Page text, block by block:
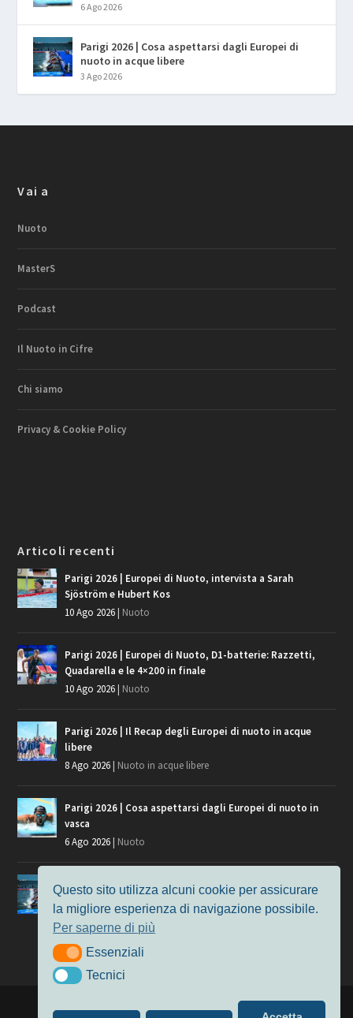
6 Ago 2026
Parigi 2026 | Cosa aspettarsi dagli Europei di
nuoto in acque libere
3 Ago 2026
Vai a
Nuoto
MasterS
Podcast
Il Nuoto in Cifre
Chi siamo
Privacy & Cookie Policy
Articoli recenti
Parigi 2026 | Europei di Nuoto, intervista a Sarah
Sjöström e Hubert Kos
10 Ago 2026 Nuoto
Parigi 2026 | Europei di Nuoto, D1-batterie: Razzetti,
Quadarella e le 4×200 in finale
10 Ago 2026 Nuoto
Parigi 2026 | Il Recap degli Europei di nuoto in acque
libere
8 Ago 2026 Nuoto in acque libere
Parigi 2026 | Cosa aspettarsi dagli Europei di nuoto in
vasca
6 Ago 2026 Nuoto
Parigi 2026 | Cosa aspettarsi dagli Europei di nuoto in
acque libere
3 Ago 2026
Nuoto in acque libere
| Alimentato da
Questo sito utilizza alcuni cookie per assicurare
la migliore esperienza di navigazione possibile.
Per saperne di più
EssenzialiEssenziali
TecniciTecnici